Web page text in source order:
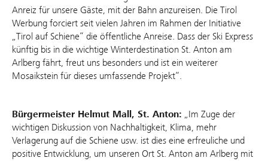
Anreiz für unsere Gäste, mit der Bahn anzureisen. Die Tirol
Werbung forciert seit vielen Jahren im Rahmen der Initiative
„Tirol auf Schiene“ die öffentliche Anreise. Dass der Ski Express
künftig bis in die wichtige Winterdestination St. Anton am
Arlberg fährt, freut uns besonders und ist ein weiterer
Mosaikstein für dieses umfassende Projekt“.
Bürgermeister Helmut Mall, St. Anton: „Im Zuge der
wichtigen Diskussion von Nachhaltigkeit, Klima, mehr
Verlagerung auf die Schiene usw. ist dies eine erfreuliche und
positive Entwicklung, um unseren Ort St. Anton am Arlberg mit